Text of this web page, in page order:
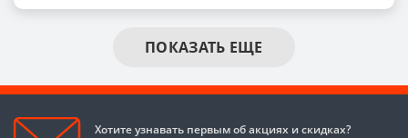
ПОКАЗАТЬ ЕЩЕ
Хотите узнавать первым об акциях и скидках?